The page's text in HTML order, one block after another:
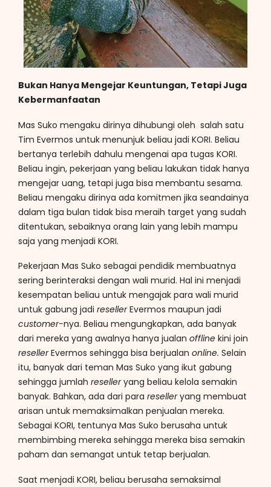
Bukan Hanya Mengejar Keuntungan, Tetapi Juga
Kebermanfaatan
Mas Suko mengaku dirinya dihubungi oleh salah satu
Tim Evermos untuk menunjuk beliau jadi KORI. Beliau
bertanya terlebih dahulu mengenai apa tugas KORI.
Beliau ingin, pekerjaan yang beliau lakukan tidak hanya
mengejar uang, tetapi juga bisa membantu sesama.
Beliau mengaku dirinya ada komitmen jika seandainya
dalam tiga bulan tidak bisa meraih target yang sudah
ditentukan, sebaiknya orang lain yang lebih mampu
saja yang menjadi KORI.
Pekerjaan Mas Suko sebagai pendidik membuatnya
sering berinteraksi dengan wali murid. Hal ini menjadi
kesempatan beliau untuk mengajak para wali murid
untuk gabung jadi resellerEvermos maupun jadi
customer-nya. Beliau mengungkapkan, ada banyak
dari mereka yang awalnya hanya jualan offline kini join
resellerEvermos sehingga bisa berjualan online. Selain
itu, banyak dari teman Mas Suko yang ikut gabung
sehingga jumlah reselleryang beliau kelola semakin
banyak. Bahkan, ada dari para reselleryang membuat
arisan untuk memaksimalkan penjualan mereka.
Sebagai KORI, tentunya Mas Suko berusaha untuk
membimbing mereka sehingga mereka bisa semakin
paham dan semangat untuk tetap berjualan.
Saat menjadi KORI, beliau berusaha semaksimal